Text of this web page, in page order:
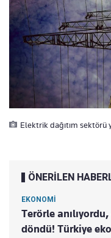
Elektrik dağıtım sektörü
ÖNERİLEN
EKONOMİ
Terörle
döndü! Türkiye